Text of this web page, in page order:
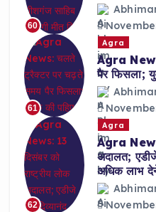
60
61
Agra
Agra
पैर फिसला;
62
Agra
Agra
अदालत; एडीजे
अधिक लाभ